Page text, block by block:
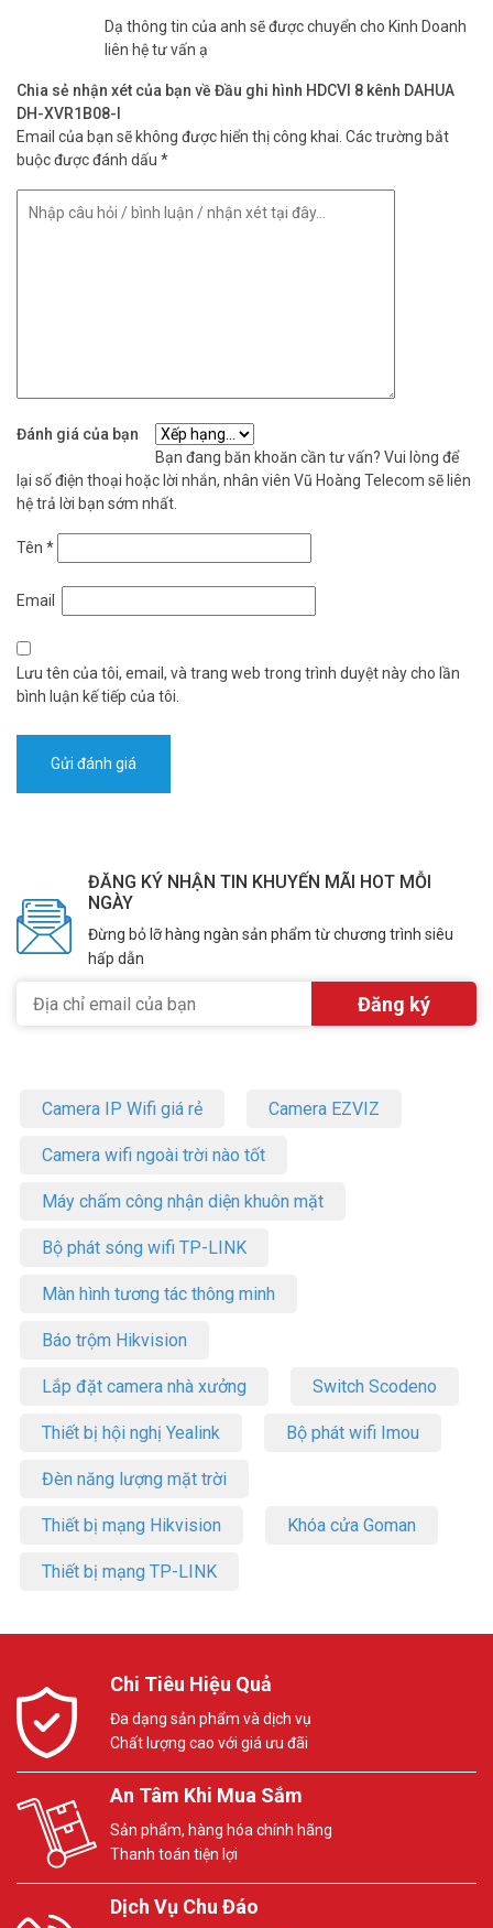
Dạ thông tin của anh sẽ được chuyển cho Kinh Doanh
liên hệ tư vấn ạ
Chia sẻ nhận xét của bạn về Đầu ghi hình HDCVI 8 kênh DAHUA
DH-XVR1B08-I
Email của bạn sẽ không được hiển thị công khai. Các trường bắt
buộc được đánh dấu *
Đánh giá của bạn
Bạn đang băn khoăn cần tư vấn? Vui lòng để
lại số điện thoại hoặc lời nhắn, nhân viên Vũ Hoàng Telecom sẽ liên
hệ trả lời bạn sớm nhất.
Tên *
Email
Lưu tên của tôi, email, và trang web trong trình duyệt này cho lần
bình luận kế tiếp của tôi.
ĐĂNG KÝ NHẬN TIN KHUYẾN MÃI HOT MỖI
NGÀY
Đừng bỏ lỡ hàng ngàn sản phẩm từ chương trình siêu
hấp dẫn
Camera IP Wifi giá rẻ Camera EZVIZ
Camera wifi ngoài trời nào tốt
Máy chấm công nhận diện khuôn mặt
Bộ phát sóng wifi TP-LINK
Màn hình tương tác thông minh
Báo trộm Hikvision
Lắp đặt camera nhà xưởng Switch Scodeno
Thiết bị hội nghị Yealink Bộ phát wifi Imou
Đèn năng lượng mặt trời
Thiết bị mạng Hikvision Khóa cửa Goman
Thiết bị mạng TP-LINK
Chi Tiêu Hiệu Quả
Đa dạng sản phẩm và dịch vụ
Chất lượng cao với giá ưu đãi
An Tâm Khi Mua Sắm
Sản phẩm, hàng hóa chính hãng
Thanh toán tiện lợi
Dịch Vụ Chu Đáo